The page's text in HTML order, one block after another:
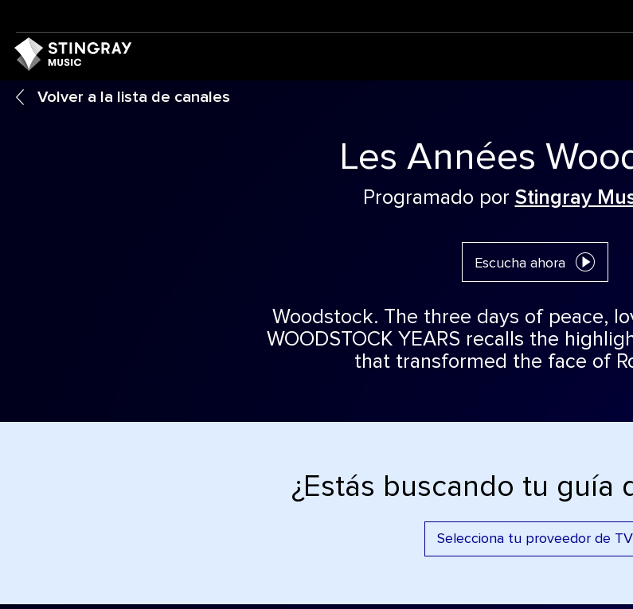
Volver a la lista de canales
Les Années
Programado por Stingray
Escucha ahora
Woodstock. The three days of peace,
WOODSTOCK YEARS recalls the
that transformed the face of
¿Estás buscando tu guía
Selecciona tu proveedor de TV